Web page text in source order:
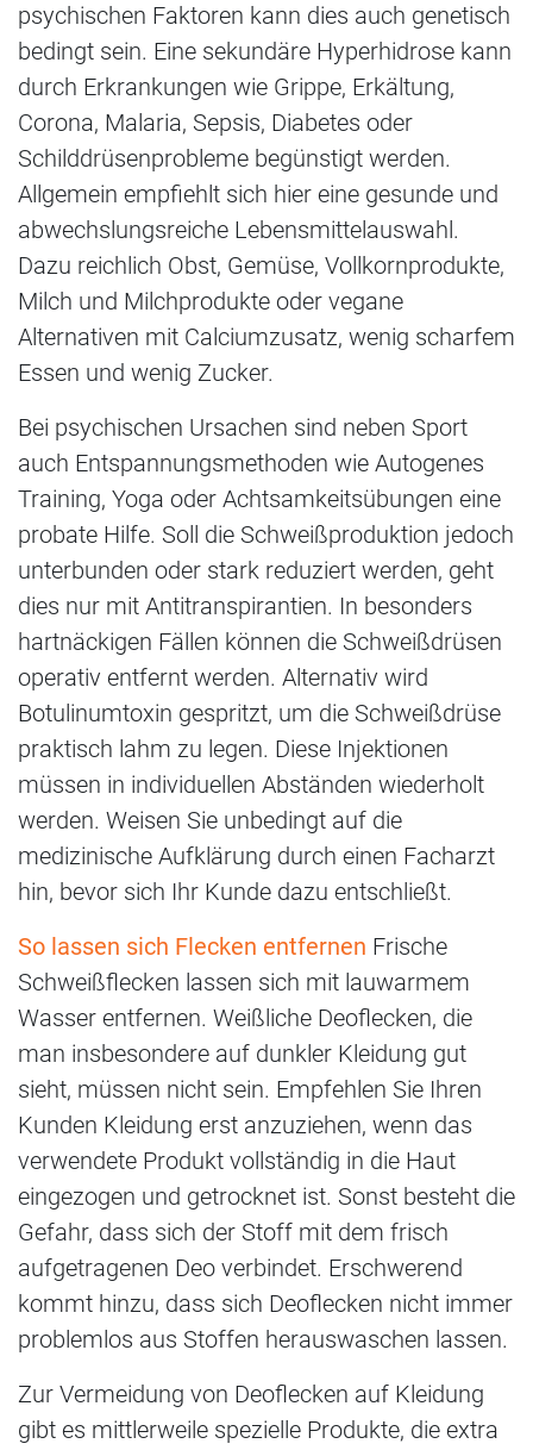
psychischen Faktoren kann dies auch genetisch
bedingt sein. Eine sekundäre Hyperhidrose kann
durch Erkrankungen wie Grippe, Erkältung,
Corona, Malaria, Sepsis, Diabetes oder
Schilddrüsenprobleme begünstigt werden.
Allgemein empfiehlt sich hier eine gesunde und
abwechslungsreiche Lebensmittelauswahl.
Dazu reichlich Obst, Gemüse, Vollkornprodukte,
Milch und Milchprodukte oder vegane
Alternativen mit Calciumzusatz, wenig scharfem
Essen und wenig Zucker.
Bei psychischen Ursachen sind neben Sport
auch Entspannungsmethoden wie Autogenes
Training, Yoga oder Achtsamkeitsübungen eine
probate Hilfe. Soll die Schweißproduktion jedoch
unterbunden oder stark reduziert werden, geht
dies nur mit Antitranspirantien. In besonders
hartnäckigen Fällen können die Schweißdrüsen
operativ entfernt werden. Alternativ wird
Botulinumtoxin gespritzt, um die Schweißdrüse
praktisch lahm zu legen. Diese Injektionen
müssen in individuellen Abständen wiederholt
werden. Weisen Sie unbedingt auf die
medizinische Aufklärung durch einen Facharzt
hin, bevor sich Ihr Kunde dazu entschließt.
So lassen sich Flecken entfernen Frische
Schweißflecken lassen sich mit lauwarmem
Wasser entfernen. Weißliche Deoflecken, die
man insbesondere auf dunkler Kleidung gut
sieht, müssen nicht sein. Empfehlen Sie Ihren
Kunden Kleidung erst anzuziehen, wenn das
verwendete Produkt vollständig in die Haut
eingezogen und getrocknet ist. Sonst besteht die
Gefahr, dass sich der Stoff mit dem frisch
aufgetragenen Deo verbindet. Erschwerend
kommt hinzu, dass sich Deoflecken nicht immer
problemlos aus Stoffen herauswaschen lassen.
Zur Vermeidung von Deoflecken auf Kleidung
gibt es mittlerweile spezielle Produkte, die extra